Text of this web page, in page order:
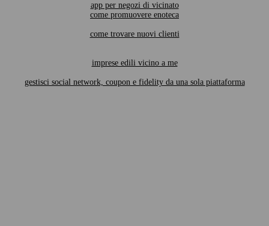
app per negozi di vicinato
come promuovere enoteca
come trovare nuovi clienti
imprese edili vicino a me
gestisci social network, coupon e fidelity da una sola piattaforma